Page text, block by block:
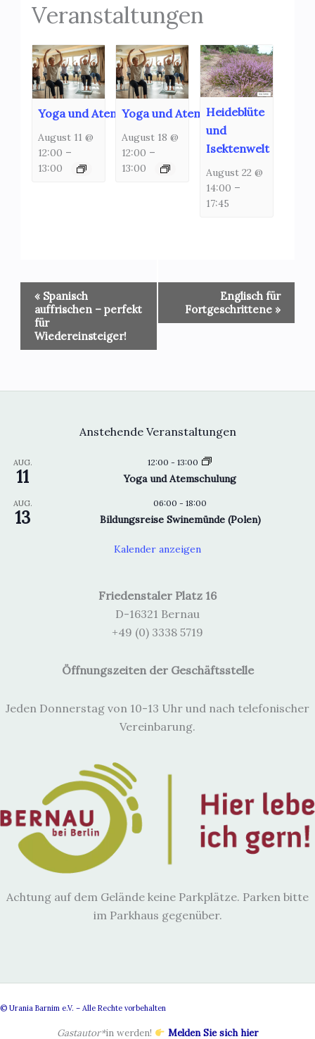
Veranstaltungen
Yoga und Atemschulung
August 11 @
12:00 –
13:00
Yoga und Atemschulung
August 18 @
12:00 –
13:00
Heideblüte
und
Isektenwelt
August 22 @
14:00 –
17:45
Veranstaltung-
Navigation
«Spanisch
auffrischen – perfekt
für
Wiedereinsteiger!
Englisch für
Fortgeschrittene »
Anstehende Veranstaltungen
AUG.
11
12:00 - 13:00
Yoga und Atemschulung
AUG.
13
06:00 - 18:00
Bildungsreise Swinemünde (Polen)
Kalender anzeigen
Friedenstaler Platz 16
D-16321 Bernau
+49 (0) 3338 5719
Öffnungszeiten der Geschäftsstelle
Jeden Donnerstag von 10-13 Uhr und nach telefonischer
Vereinbarung.
Achtung auf dem Gelände keine Parkplätze. Parken bitte
im Parkhaus gegenüber.
© Urania Barnim e.V. – Alle Rechte vorbehalten
Gastautor*in werden! Melden Sie sich hier